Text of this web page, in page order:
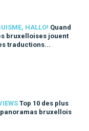
HALLO! Quand
bruxelloises jouent
traductions...
les traductions...
Top 10 des plus
panoramas bruxellois